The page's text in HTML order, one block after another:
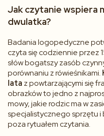
Jak czytanie wspiera
dwulatka?
Badania logopedyczne
czyta się codziennie przez
słów bogatszy zasób
porównaniu z rówieśnikami.
lata z powtarzającymi się
obrazków to jedno z
mowy, jakie rodzic ma w
specjalistycznego sprzętu
poza rytuałem czytania.